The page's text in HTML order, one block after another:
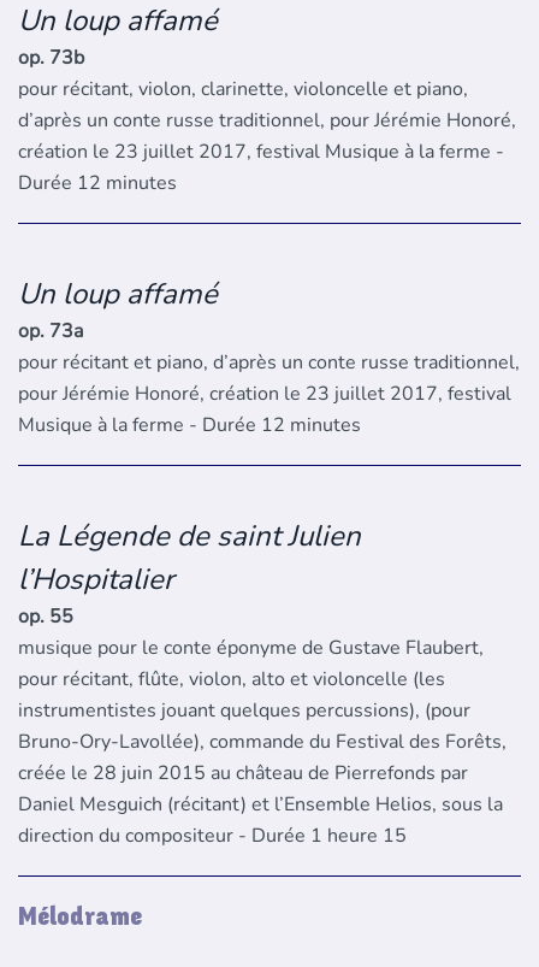
Un loup affamé
op. 73b
pour récitant, violon, clarinette, violoncelle et piano,
d’après un conte russe traditionnel, pour Jérémie Honoré,
création le 23 juillet 2017, festival Musique à la ferme -
Durée 12 minutes
Un loup affamé
op. 73a
pour récitant et piano, d’après un conte russe traditionnel,
pour Jérémie Honoré, création le 23 juillet 2017, festival
Musique à la ferme - Durée 12 minutes
La Légende de saint Julien
l’Hospitalier
op. 55
musique pour le conte éponyme de Gustave Flaubert,
pour récitant, flûte, violon, alto et violoncelle (les
instrumentistes jouant quelques percussions), (pour
Bruno-Ory-Lavollée), commande du Festival des Forêts,
créée le 28 juin 2015 au château de Pierrefonds par
Daniel Mesguich (récitant) et l’Ensemble Helios, sous la
direction du compositeur - Durée 1 heure 15
Mélodrame